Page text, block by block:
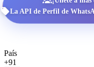
La API de Perfil de
País
+91